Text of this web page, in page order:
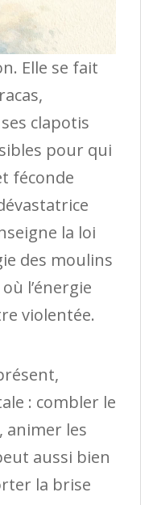
Elle se fait
clapotis
pour qui
féconde
la loi
des moulins
l’énergie
violentée.
: combler le
animer les
aussi bien
la brise